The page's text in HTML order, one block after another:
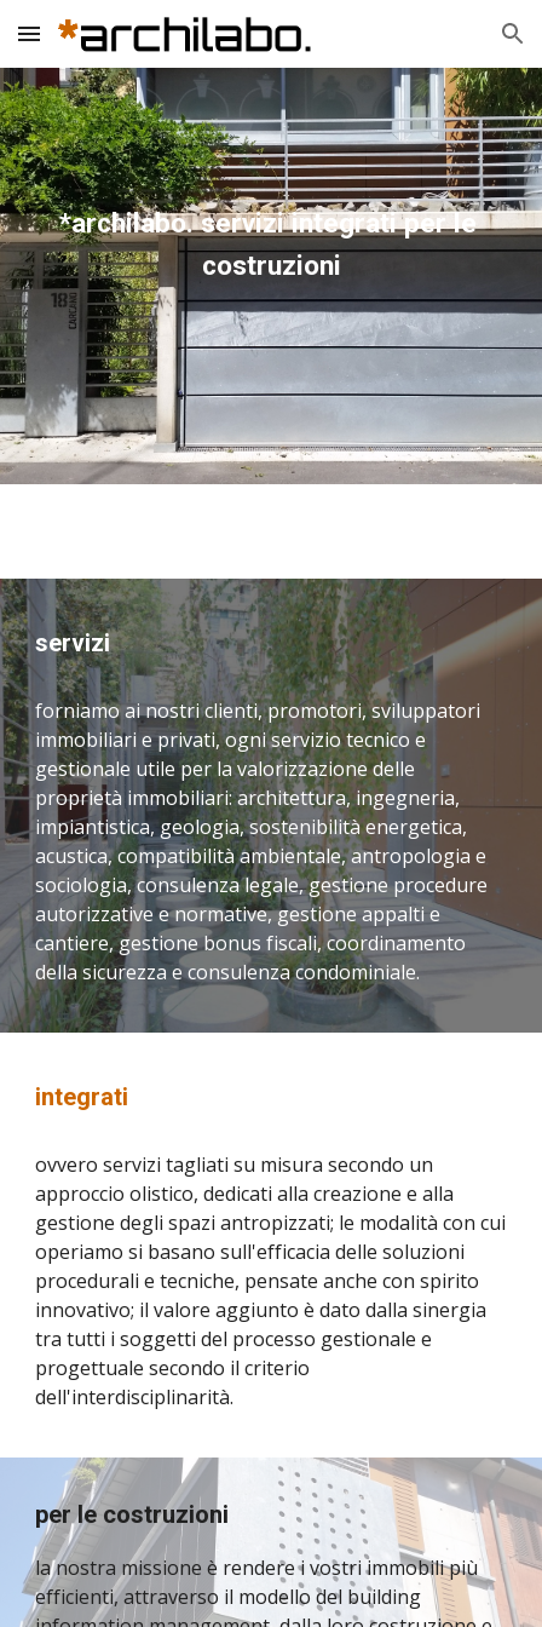
Skip to main content Skip to navigation
*archilabo. servizi integrati per le
costruzioni
servizi
forniamo ai nostri clienti, promotori, sviluppatori
immobiliari e privati, ogni servizio tecnico e
gestionale utile per la valorizzazione delle
proprietà immobiliari: architettura, ingegneria,
impiantistica, geologia, sostenibilità energetica,
acustica, compatibilità ambientale, antropologia e
sociologia, consulenza legale, gestione procedure
autorizzative e normative, gestione appalti e
cantiere, gestione bonus fiscali, coordinamento
della sicurezza e consulenza condominiale.
integrati
ovvero servizi tagliati su misura secondo un
approccio olistico, dedicati alla creazione e alla
gestione degli spazi antropizzati; le modalità con cui
operiamo si basano sull'efficacia delle soluzioni
procedurali e tecniche, pensate anche con spirito
innovativo; il valore aggiunto è dato dalla sinergia
tra tutti i soggetti del processo gestionale e
progettuale secondo il criterio
dell'interdisciplinarità.
per le costruzioni
la nostra missione è rendere i vostri immobili più
efficienti, attraverso il modello del building